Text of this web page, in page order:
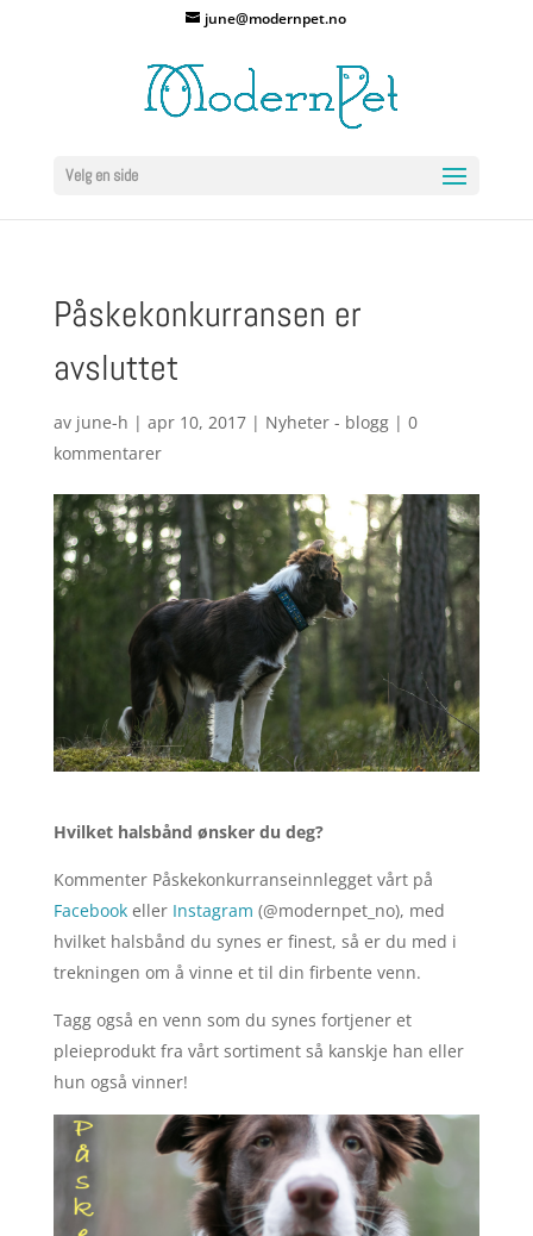
june@modernpet.no
Velg en side
Påskekonkurransen er
avsluttet
av june-h | apr 10, 2017| Nyheter - blogg| 0
kommentarer
Hvilket halsbånd ønsker du deg?
Kommenter Påskekonkurranseinnlegget vårt på
Facebookeller Instagram (@modernpet_no), med
hvilket halsbånd du synes er finest, så er du med i
trekningen om å vinne et til din firbente venn.
Tagg også en venn som du synes fortjener et
pleieprodukt fra vårt sortiment så kanskje han eller
hun også vinner!